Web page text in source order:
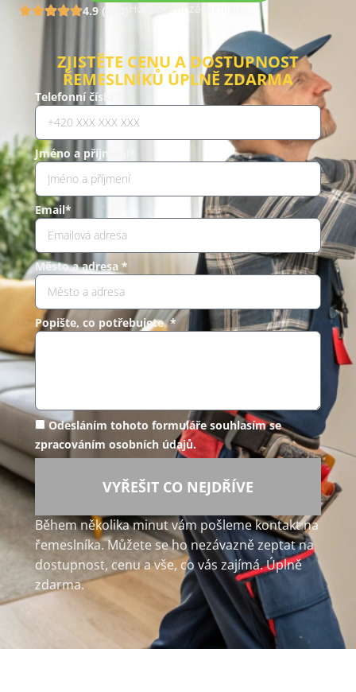
4.9 (960) Hodnocení zákazníků
ZJISTĚTE CENU A DOSTUPNOST
ŘEMESLNÍKŮ ÚPLNĚ ZDARMA
Telefonní číslo *
Jméno a příjmení*
Email*
Město a adresa *
Popište, co potřebujete *
Odesláním tohoto formuláře souhlasím se
zpracováním osobních údajů.
VYŘEŠIT CO NEJDŘÍVE
Během několika minut vám pošleme kontakt na
řemeslníka. Můžete se ho nezávazně zeptat na
dostupnost, cenu a vše, co vás zajímá. Úplně
zdarma.